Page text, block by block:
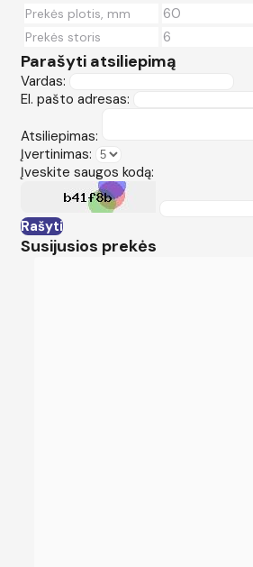
Prekės plotis, mm 60
Prekės storis 6
Parašyti atsiliepimą
Vardas:
El. pašto adresas:
Atsiliepimas:
Įvertinimas:
Įveskite saugos kodą:
Rašyti
Susijusios prekės